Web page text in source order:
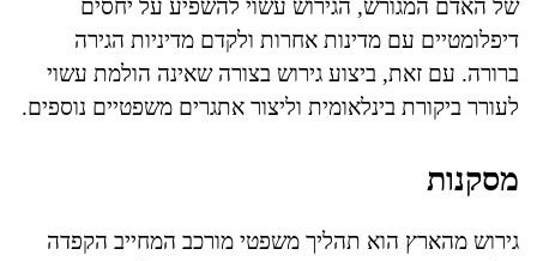
של האדם המגורש, הגירוש עשוי להשפיע על יחסים
דיפלומטיים עם מדינות אחרות ולקדם מדיניות הגירה
ברורה. עם זאת, ביצוע גירוש בצורה שאינה הולמת עשוי
לעורר ביקורת בינלאומית וליצור אתגרים משפטיים נוספים.
מסקנות
גירוש מהארץ הוא תהליך משפטי מורכב המחייב הקפדה